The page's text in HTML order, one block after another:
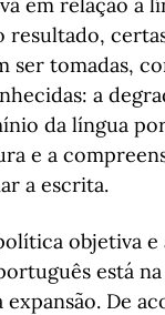
resultado,
ser tomadas,
a
da língua
e a
a escrita.
objetiva
está
De